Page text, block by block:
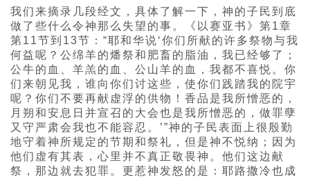
我们来摘录几段经文，具体了解一下，神的子民到底
做了些什么令神那么失望的事。《以赛亚书》第1章
第11节到13节：“耶和华说‘你们所献的许多祭物与我
何益呢？公绵羊的燔祭和肥畜的脂油，我已经够了；
公牛的血、羊羔的血、公山羊的血，我都不喜悦。你
们来朝见我，谁向你们讨这些，使你们践踏我的院宇
呢？你们不要再献虚浮的供物！香品是我所憎恶的，
月朔和安息日并宣召的大会也是我所憎恶的，做罪孽
又守严肃会我也不能容忍。’”神的子民表面上很殷勤
地守着神所规定的节期和祭礼，但是神不悦纳；因为
他们虚有其表，心里并不真正敬畏神。他们这边献
祭，那边就去犯罪。更惹神发怒的是：耶路撒冷也成